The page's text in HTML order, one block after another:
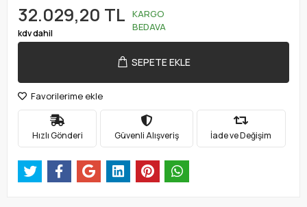
32.029,20 TL
kdv dahil
KARGO
BEDAVA
SEPETE EKLE
Favorilerime ekle
Hızlı Gönderi Güvenli Alışveriş İade ve Değişim